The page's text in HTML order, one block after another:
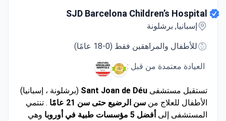
إسبانيا, برشلونة
للأطفال والمراهقين فقط (0-18 عامًا)
العيادة معتمدة من قبل :
Sant Joan de Déu
الأطفال للعلاج منسن الرضيع حتى سن 21 عامًا
. تنتمي
المستشفى إلىأفضل 5 مؤسسات طبية في أوروبا
وهي
معترف بها باعتبارها الأكثر موثوقية في مجال علاج أورام